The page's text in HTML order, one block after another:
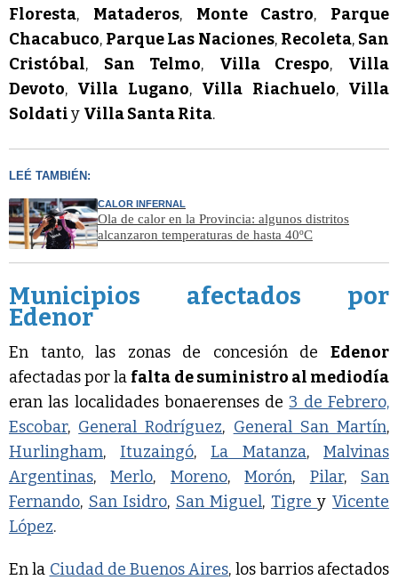
Floresta, Mataderos, Monte Castro, Parque
Chacabuco, Parque Las Naciones, Recoleta, San
Cristóbal, San Telmo, Villa Crespo, Villa
Devoto, Villa Lugano, Villa Riachuelo, Villa
Soldatiy Villa Santa Rita.
LEÉ TAMBIÉN:
CALOR INFERNAL
Ola de calor en la Provincia: algunos distritos
alcanzaron temperaturas de hasta 40ºC
Municipios afectados por
Edenor
En tanto, las zonas de concesión de Edenor
afectadas por la falta de suministro al mediodía
eran las localidades bonaerenses de3 de Febrero,
Escobar, General Rodríguez, General San Martín,
Hurlingham, Ituzaingó, La Matanza, Malvinas
Argentinas,Merlo, Moreno,Morón, Pilar, San
Fernando, San Isidro, San Miguel, TigreyVicente
López.
En la Ciudad de Buenos Aires, los barrios afectados